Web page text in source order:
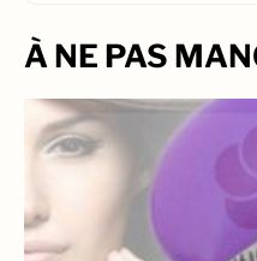
À NE PAS